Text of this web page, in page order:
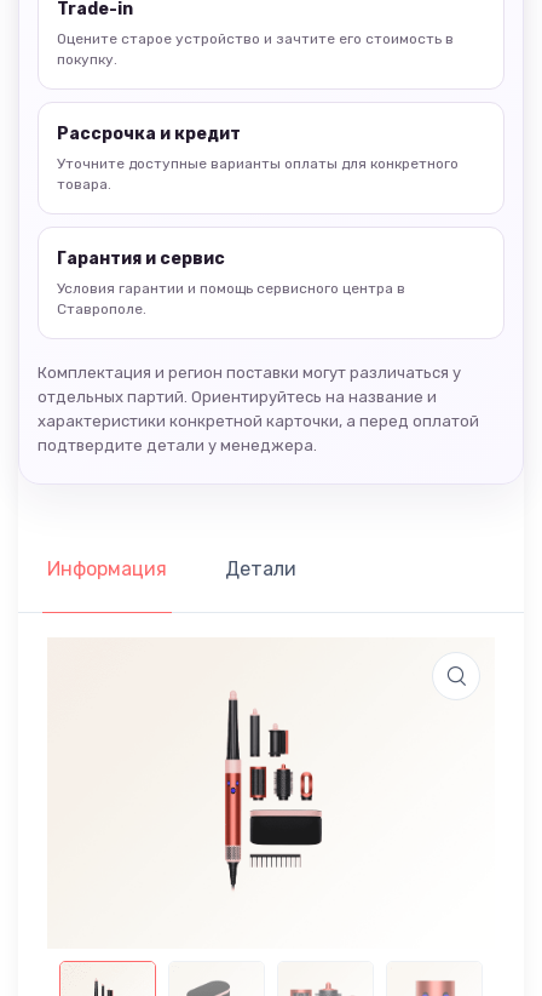
Trade-in
Оцените старое устройство и зачтите его стоимость в
покупку.
Рассрочка и кредит
Уточните доступные варианты оплаты для конкретного
товара.
Гарантия и сервис
Условия гарантии и помощь сервисного центра в
Ставрополе.
Комплектация и регион поставки могут различаться у
отдельных партий. Ориентируйтесь на название и
характеристики конкретной карточки, а перед оплатой
подтвердите детали у менеджера.
Информация Детали